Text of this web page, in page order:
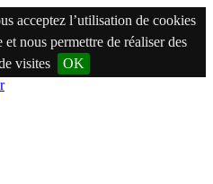
acceptez l’utilisation de cookies
nous permettre de réaliser des
visites
OK